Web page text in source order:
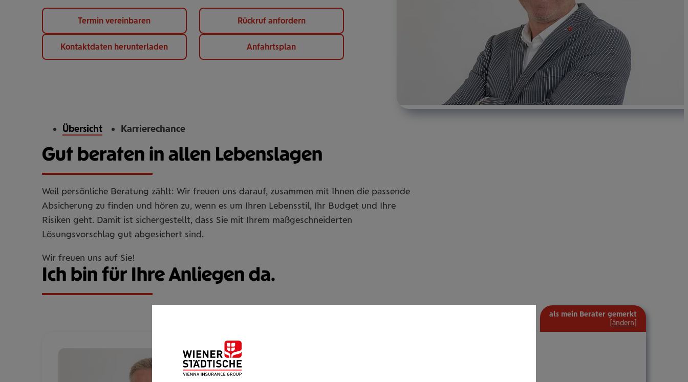
Termin vereinbaren Rückruf anfordern
Kontaktdaten herunterladen Anfahrtsplan
Übersicht Karrierechance
Gut beraten in allen Lebenslagen
Weil persönliche Beratung zählt: Wir freuen uns darauf, zusammen mit Ihnen die passende
Absicherung zu finden und hören zu, wenn es um Ihren Lebensstil, Ihr Budget und Ihre
Risiken geht. Damit ist sichergestellt, dass Sie mit Ihrem maßgeschneiderten
Lösungsvorschlag gut abgesichert sind.
Wir freuen uns auf Sie!
Ich bin für Ihre Anliegen da.
als mein Berater gemerkt
[ändern